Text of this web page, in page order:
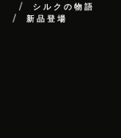
シルクの物語
新品登場